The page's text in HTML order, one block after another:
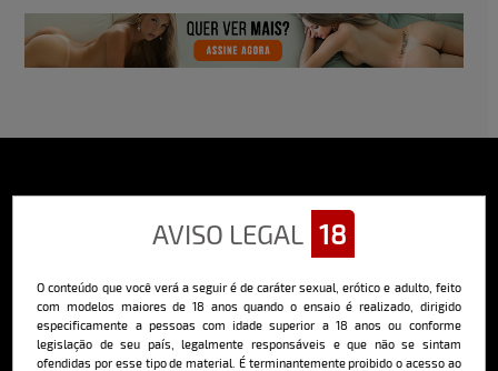
AVISO LEGAL 18
O conteúdo que você verá a seguir é de caráter sexual, erótico e adulto, feito
com modelos maiores de 18 anos quando o ensaio é realizado, dirigido
especificamente a pessoas com idade superior a 18 anos ou conforme
legislação de seu país, legalmente responsáveis e que não se sintam
ofendidas por esse tipo de material. É terminantemente proibido o acesso ao
Sobre o Bella
O Bella da Semana é a maior e mais longeva revista masculina digital
qualidade, além de conteúdo editorial sobre saúde, esportes, moda,
comportamento, relacionamentos, tecnologia e erotismo.
Saiba mais